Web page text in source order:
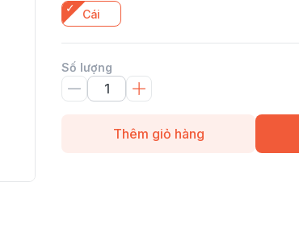
Cái
Số lượng
Thêm giỏ hàng